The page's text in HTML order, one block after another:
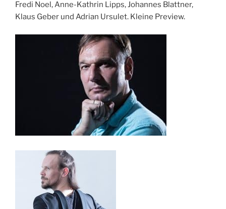
Fredi Noel, Anne-Kathrin Lipps, Johannes Blattner,
Klaus Geber und Adrian Ursulet. Kleine Preview.